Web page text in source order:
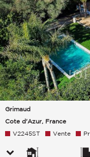
Grimaud
Cote d'Azur, France
V2245ST Vente